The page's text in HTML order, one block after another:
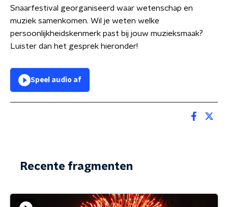
Snaarfestival georganiseerd waar wetenschap en
muziek samenkomen. Wil je weten welke
persoonlijkheidskenmerk past bij jouw muzieksmaak?
Luister dan het gesprek hieronder!
Speel audio af
Recente fragmenten